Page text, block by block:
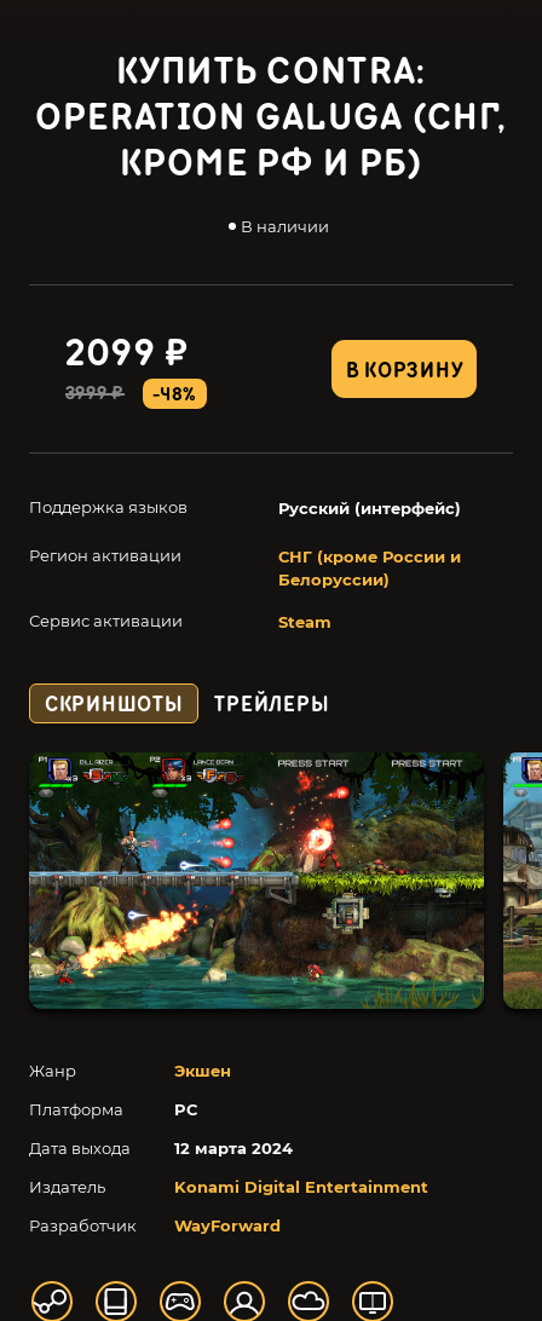
КУПИТЬ CONTRA:
OPERATION GALUGA (СНГ,
КРОМЕ РФ И РБ)
В наличии
В КОРЗИНУ
2099 ₽
3999 ₽ -48%
Поддержка языков Русский (интерфейс)
Регион активации
СНГ (кроме России и
Белоруссии)
Сервис активации Steam
Жанр
Экшен
Платформа
PC
Дата выхода
12 марта 2024
Издатель
Konami Digital Entertainment
Разработчик
WayForward
СКРИНШОТЫ ТРЕЙЛЕРЫ